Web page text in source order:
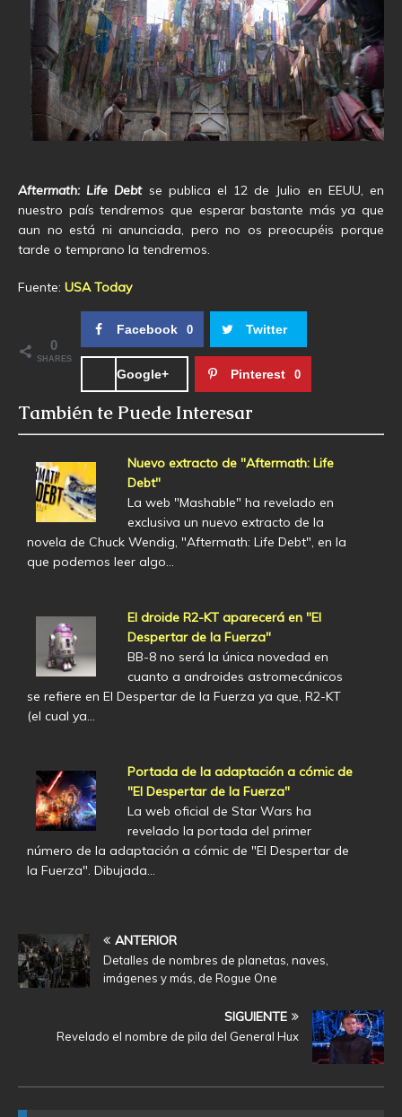
Aftermath: Life Debtse publica el 12 de Julio en EEUU, en
nuestro país tendremos que esperar bastante más ya que
aun no está ni anunciada, pero no os preocupéis porque
tarde o temprano la tendremos.
Fuente: USA Today
0
SHARES
Facebook 0 Twitter
Google+ Pinterest 0
También te Puede Interesar
Nuevo extracto de "Aftermath: Life
Debt"
La web "Mashable" ha revelado en
exclusiva un nuevo extracto de la
novela de Chuck Wendig, "Aftermath: Life Debt", en la
que podemos leer algo…
El droide R2-KT aparecerá en "El
Despertar de la Fuerza"
BB-8 no será la única novedad en
cuanto a androides astromecánicos
se refiere en El Despertar de la Fuerza ya que, R2-KT
(el cual ya…
Portada de la adaptación a cómic de
"El Despertar de la Fuerza"
La web oficial de Star Wars ha
revelado la portada del primer
número de la adaptación a cómic de "El Despertar de
la Fuerza". Dibujada…
ANTERIOR
Detalles de nombres de planetas, naves,
imágenes y más, de Rogue One
SIGUIENTE
Revelado el nombre de pila del General Hux